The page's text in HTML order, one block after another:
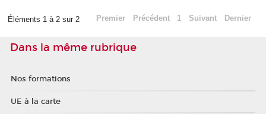
Éléments 1 à 2 sur 2 Premier Précédent 1 Suivant Dernier
Dans la même rubrique
Nos formations
UE à la carte